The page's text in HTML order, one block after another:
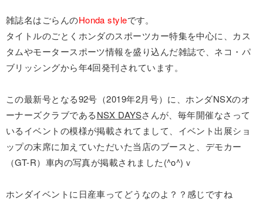
雑誌名はごらんのHonda styleです。
タイトルのごとくホンダのスポーツカー特集を中心に、カス
タムやモータースポーツ情報を盛り込んだ雑誌で、ネコ・パ
ブリッシングから年4回発刊されています。
この最新号となる92号（2019年2月号）に、ホンダNSXのオ
ーナーズクラブであるNSX DAYSさんが、毎年開催なさって
いるイベントの模様が掲載されてまして、イベント出展ショ
ップの末席に加えていただいた当店のブースと、デモカー
（GT-R）車内の写真が掲載されました(^o^)ｖ
ホンダイベントに日産車ってどうなのよ？？感じですね